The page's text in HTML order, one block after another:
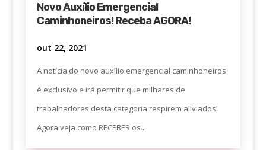
Novo Auxílio Emergencial
Caminhoneiros! Receba AGORA!
out 22, 2021
A notícia do novo auxílio emergencial caminhoneiros
é exclusivo e irá permitir que milhares de
trabalhadores desta categoria respirem aliviados!
Agora veja como RECEBER os...